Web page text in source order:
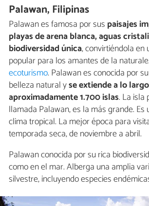
Palawan, Filipinas
Palawan es famosa por sus paisajes
playas de arena blanca, aguas
biodiversidad única, convirtiéndola en
popular para los amantes de la
ecoturismo. Palawan es conocida por
belleza natural yse extiende a lo
aproximadamente 1.700 islas. La isla
llamada Palawan, es la más grande. Es
clima tropical. La mejor época para
temporada seca, de noviembre a abril.
Palawan conocida por su rica
como en el mar. Alberga una amplia
silvestre, incluyendo especies